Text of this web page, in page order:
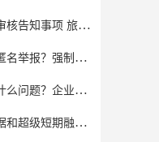
旅行社经营范围变更的审核告知事项 旅游业的发展现状和趋势
企业无常加班是否可以匿名举报？强制加班公司没有加班费怎么办？
企业清理欠款时应注意什么问题？企业短期借款需要注意哪些事项？
什么是中小企业集合票据和超级短期融资券？一起来了解一下吧！